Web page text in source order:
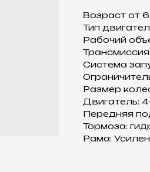
Возраст от
Тип
Рабочий
Система
Размер
Двигатель:
Передняя
Тормоза:
Рама: